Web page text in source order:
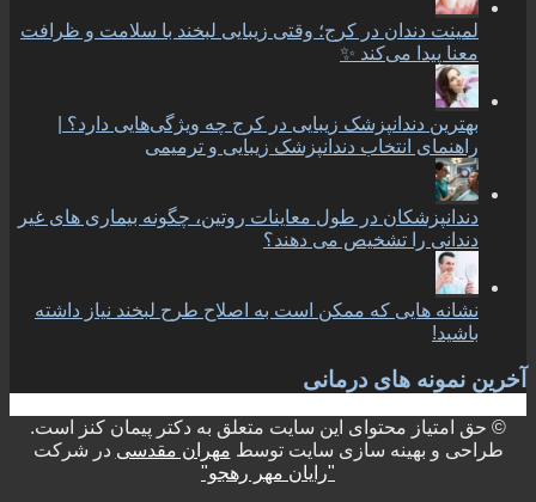
لمینت دندان در کرج؛ وقتی زیبایی لبخند با سلامت و ظرافت
معنا پیدا می‌کند ✨
بهترین دندانپزشک زیبایی در کرج چه ویژگی‌هایی دارد؟ |
راهنمای انتخاب دندانپزشک زیبایی و ترمیمی
دندانپزشکان در طول معاینات روتین، چگونه بیماری های غیر
دندانی را تشخیص می دهند؟
نشانه هایی که ممکن است به اصلاح طرح لبخند نیاز داشته
باشید!
آخرین نمونه های درمانی
© حق امتیاز محتوای این سایت متعلق به دکتر پیمان کنز است.
طراحی و بهینه سازی سایت توسط مهران مقدسی در شرکت
"رایان مهر رهجو"